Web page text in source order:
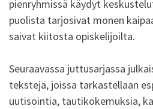
pienryhmissä käydyt
puolista tarjosivat monen
saivat kiitosta opiskelijoilta.
Seuraavassa juttusarjassa
tekstejä, joissa tarkastellaan
uutisointia, tautikokemuksia,